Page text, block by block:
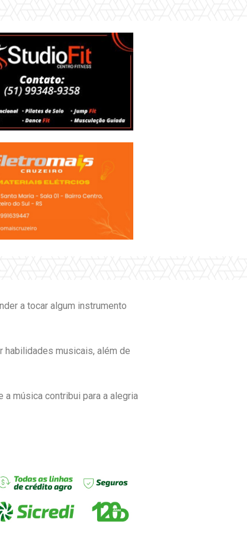
a tocar algum instrumento
habilidades musicais, além de
música contribui para a alegria